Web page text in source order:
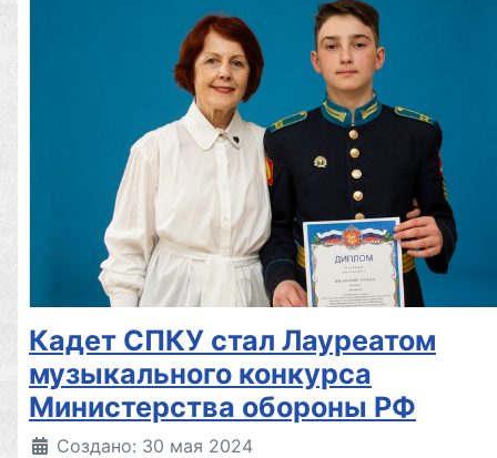
Кадет СПКУ стал Лауреатом
музыкального конкурса
Министерства обороны РФ
Создано: 30 мая 2024